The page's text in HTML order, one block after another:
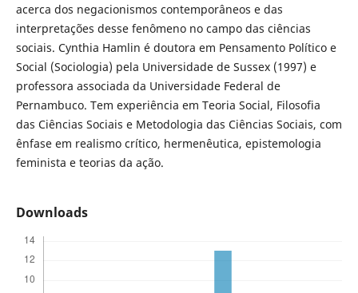
acerca dos negacionismos contemporâneos e das
interpretações desse fenômeno no campo das ciências
sociais. Cynthia Hamlin é doutora em Pensamento Político e
Social (Sociologia) pela Universidade de Sussex (1997) e
professora associada da Universidade Federal de
Pernambuco. Tem experiência em Teoria Social, Filosofia
das Ciências Sociais e Metodologia das Ciências Sociais, com
ênfase em realismo crítico, hermenêutica, epistemologia
feminista e teorias da ação.
Downloads